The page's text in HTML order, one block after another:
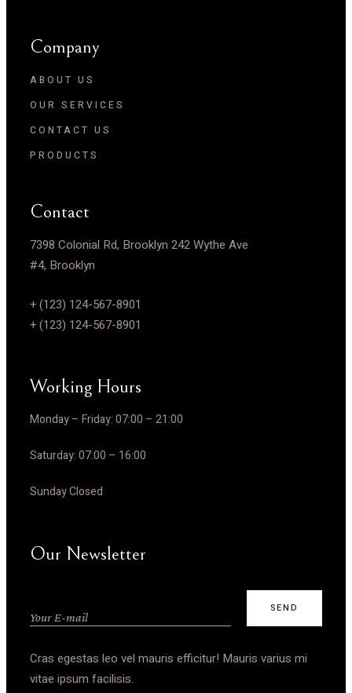
Company
ABOUT US
OUR SERVICES
CONTACT US
PRODUCTS
Contact
7398 Colonial Rd, Brooklyn 242 Wythe Ave
#4, Brooklyn
+ (123) 124-567-8901
+ (123) 124-567-8901
Working Hours
Monday – Friday:07:00 – 21:00
Saturday:07:00 – 16:00
Sunday Closed
Our Newsletter
Cras egestas leo vel mauris efficitur! Mauris varius mi
vitae ipsum facilisis.